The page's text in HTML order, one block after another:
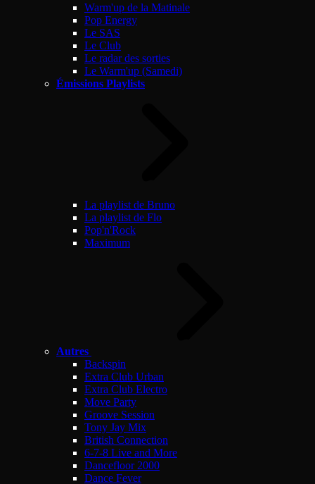
Warm'up de la Matinale
Pop Energy
Le SAS
Le Club
Le radar des sorties
Le Warm'up (Samedi)
Émissions Playlists
La playlist de Bruno
La playlist de Flo
Pop'n'Rock
Maximum
Autres
Backspin
Extra Club Urban
Extra Club Electro
Move Party
Groove Session
Tony Jay Mix
British Connection
6-7-8 Live and More
Dancefloor 2000
Dance Fever